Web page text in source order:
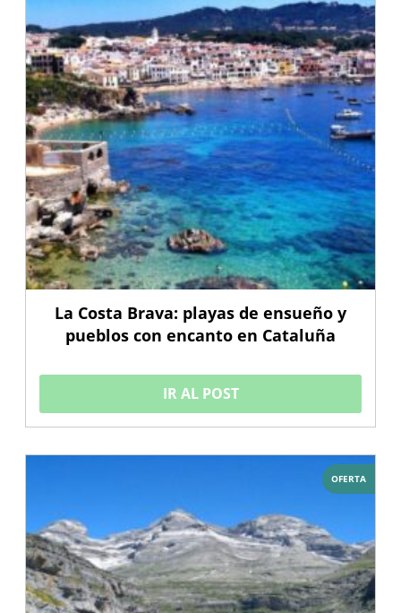
La Costa Brava: playas de ensueño y
pueblos con encanto en Cataluña
IR AL POST
OFERTA